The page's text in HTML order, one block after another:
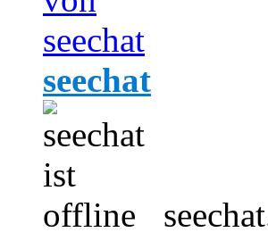
seechat